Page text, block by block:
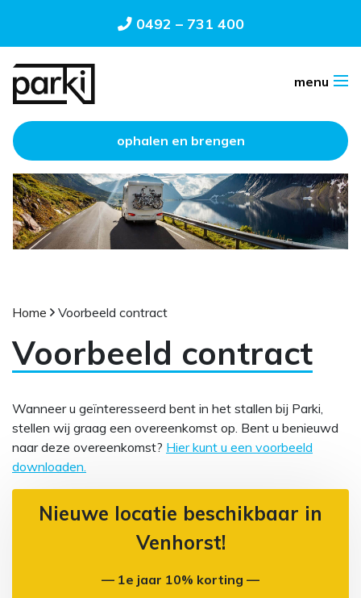
0492 – 731 400
ophalen en brengen
Home Voorbeeld contract
Voorbeeld contract
Wanneer u geïnteresseerd bent in het stallen bij Parki,
stellen wij graag een overeenkomst op. Bent u benieuwd
naar deze overeenkomst? Hier kunt u een voorbeeld
downloaden.
Nieuwe locatie beschikbaar in
Venhorst!
— 1e jaar 10% korting —